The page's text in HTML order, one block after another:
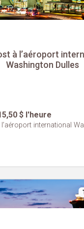
à l’aéroport
Washington Dulles
$ l'heure